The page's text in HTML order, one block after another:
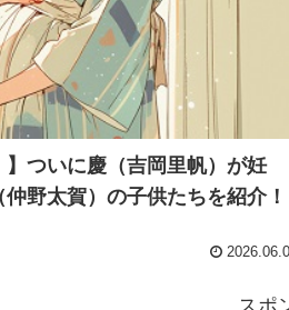
】ついに慶（吉岡里帆）が妊
野太賀）の子供たちを紹介！